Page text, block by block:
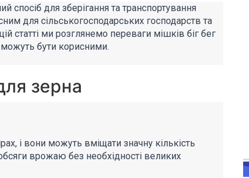
спосіб для зберігання та транспортування
для сільськогосподарських господарств та
статті ми розглянемо переваги мішків біг бег
можуть бути корисними.
зерна
і вони можуть вміщати значну кількість
врожаю без необхідності великих